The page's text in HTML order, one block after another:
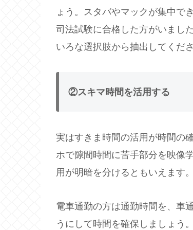
ょう。スタバやマックが集中で
司法試験に合格した方がいまし
いろな選択肢から抽出してくださ
②スキマ 時間を活用する
実はすきま時間の活用が時間の
ホで隙間時間に苦手部分を映像
用が明暗を分けるともいえます。
電車通勤の方は通勤時間を、車
うにして時間を確保しましょう